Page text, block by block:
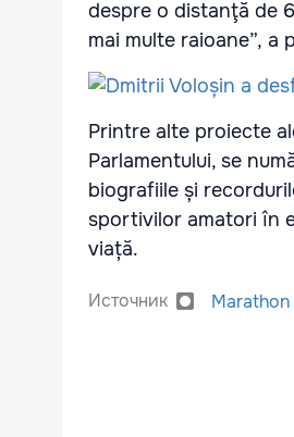
despre o distanţă de
mai multe raioane”, a
Printre alte proiecte
Parlamentului, se
biografiile și
sportivilor amatori în
viață.
Источник Marathon